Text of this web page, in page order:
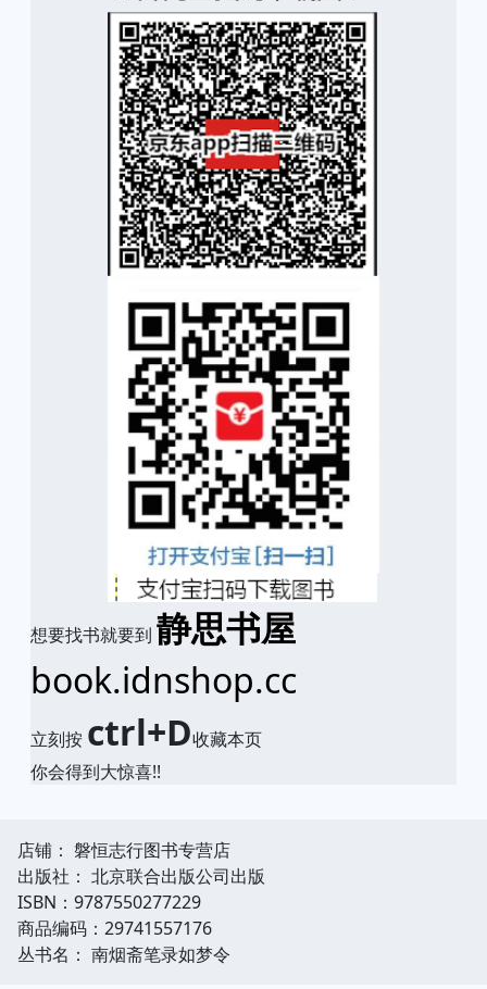
想要找书就要到 静思书屋
book.idnshop.cc
立刻按 ctrl+D收藏本页
你会得到大惊喜!!
店铺： 磐恒志行图书专营店
出版社： 北京联合出版公司出版
ISBN：9787550277229
商品编码：29741557176
丛书名： 南烟斋笔录如梦令